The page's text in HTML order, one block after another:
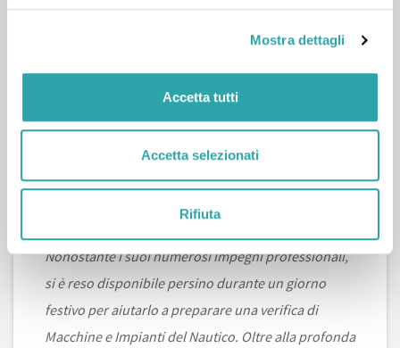
Mostra dettagli
Accetta tutti
Accetta selezionati
Rifiuta
"MOLTO CHIARO E DISPONIBILE"
Lezione di Tecnologia
+1
da Greta Gabriele G.(07 gennaio 2026)
Nonostante i suoi numerosi impegni professionali,
si è reso disponibile persino durante un giorno
festivo per aiutarlo a preparare una verifica di
Macchine e Impianti del Nautico. Oltre alla profonda